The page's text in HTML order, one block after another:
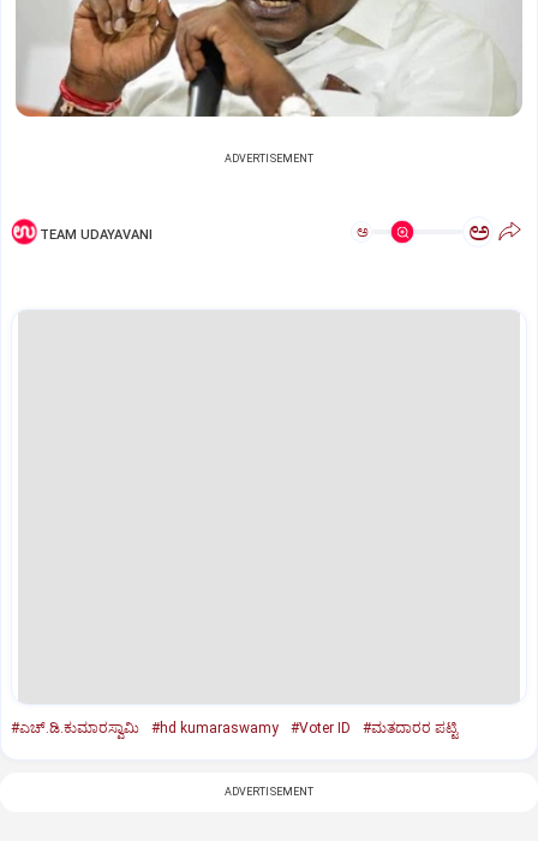
ADVERTISEMENT
TEAM UDAYAVANI ಅ ಅ
#ಎಚ್‌.ಡಿ.ಕುಮಾರಸ್ವಾಮಿ #hd kumaraswamy #Voter ID #ಮತದಾರರ ಪಟ್ಟಿ
ADVERTISEMENT